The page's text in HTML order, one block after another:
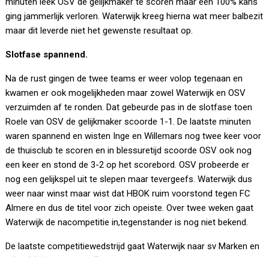
ging jammerlijk verloren. Waterwijk kreeg hierna wat meer balbezit
maar dit leverde niet het gewenste resultaat op.
Slotfase spannend.
Na de rust gingen de twee teams er weer volop tegenaan en
kwamen er ook mogelijkheden maar zowel Waterwijk en OSV
verzuimden af te ronden. Dat gebeurde pas in de slotfase toen
Roele van OSV de gelijkmaker scoorde 1-1. De laatste minuten
waren spannend en wisten Inge en Willemars nog twee keer voor
de thuisclub te scoren en in blessuretijd scoorde OSV ook nog
een keer en stond de 3-2 op het scorebord. OSV probeerde er
nog een gelijkspel uit te slepen maar tevergeefs. Waterwijk dus
weer naar winst maar wist dat HBOK ruim voorstond tegen FC
Almere en dus de titel voor zich opeiste. Over twee weken gaat
Waterwijk de nacompetitie in,tegenstander is nog niet bekend.
De laatste competitiewedstrijd gaat Waterwijk naar sv Marken en